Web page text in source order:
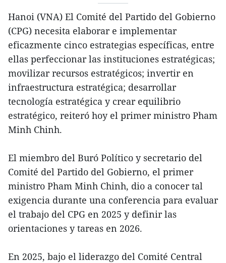
Hanoi (VNA) El Comité del Partido del Gobierno
(CPG) necesita elaborar e implementar
eficazmente cinco estrategias específicas, entre
ellas perfeccionar las instituciones estratégicas;
movilizar recursos estratégicos; invertir en
infraestructura estratégica; desarrollar
tecnología estratégica y crear equilibrio
estratégico, reiteró hoy el primer ministro Pham
Minh Chinh.
El miembro del Buró Político y secretario del
Comité del Partido del Gobierno, el primer
ministro Pham Minh Chinh, dio a conocer tal
exigencia durante una conferencia para evaluar
el trabajo del CPG en 2025 y definir las
orientaciones y tareas en 2026.
En 2025, bajo el liderazgo del Comité Central